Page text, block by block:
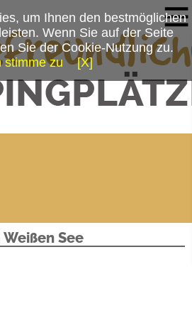
See
um Ihnen den bestmöglichen
Wenn Sie auf der Seite
Sie der Cookie-Nutzung zu.
stimme zu
[X]